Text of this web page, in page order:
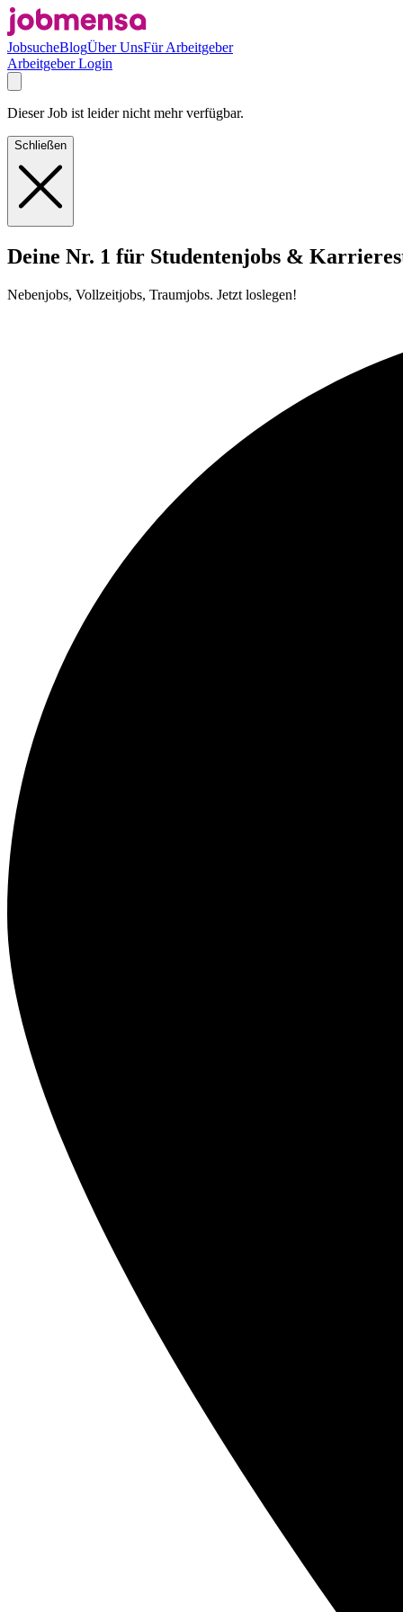
JobsucheBlogÜber UnsFür Arbeitgeber
Arbeitgeber Login
Dieser Job ist leider nicht mehr verfügbar.
Schließen
Deine Nr. 1 für Studentenjobs &
Nebenjobs, Vollzeitjobs, Traumjobs. Jetzt loslegen!